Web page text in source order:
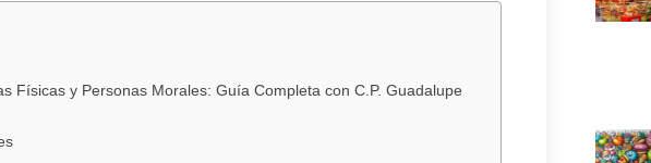
Físicas y Personas Morales: Guía Completa con C.P. Guadalupe